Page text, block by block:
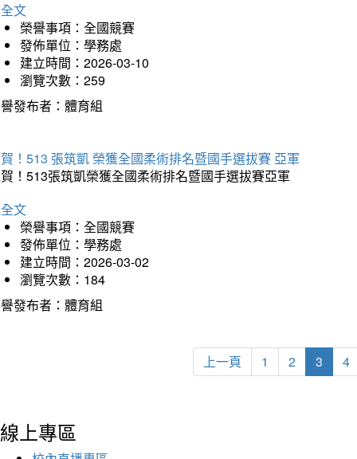
文
榮譽事項：全國競賽
發佈單位：學務處
建立時間：2026-03-10
瀏覽次數：259
發布者：體育組
！513 張筑凱 榮獲全國柔術排名暨國手選拔賽 亞軍
！513張筑凱榮獲全國柔術排名暨國手選拔賽亞軍
文
榮譽事項：全國競賽
發佈單位：學務處
建立時間：2026-03-02
瀏覽次數：184
發布者：體育組
上一頁 1 2 3 4
線上專區